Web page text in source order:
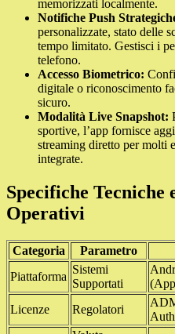
memorizzati localmente.
Notifiche Push
personalizzate, stato delle
tempo limitato. Gestisci i
telefono.
Accesso Biometrico:
digitale o riconoscimento
sicuro.
Modalità Live Snapshot:
sportive, l’app fornisce
streaming diretto per molti
integrate.
Specifiche Tecniche
Operativi
Categoria Parametro
Piattaforma
Sistemi
Supportati
Licenze
Regolatori